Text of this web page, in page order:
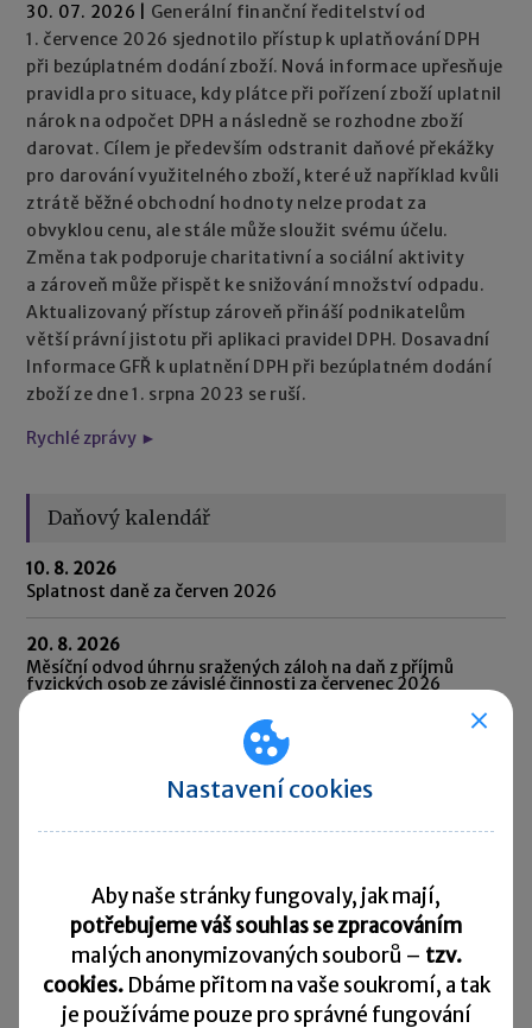
30. 07. 2026
Generální finanční ředitelství od
1. července 2026 sjednotilo přístup k uplatňování DPH
při bezúplatném dodání zboží. Nová informace upřesňuje
pravidla pro situace, kdy plátce při pořízení zboží uplatnil
nárok na odpočet DPH a následně se rozhodne zboží
darovat. Cílem je především odstranit daňové překážky
pro darování využitelného zboží, které už například kvůli
ztrátě běžné obchodní hodnoty nelze prodat za
obvyklou cenu, ale stále může sloužit svému účelu.
Změna tak podporuje charitativní a sociální aktivity
a zároveň může přispět ke snižování množství odpadu.
Aktualizovaný přístup zároveň přináší podnikatelům
větší právní jistotu při aplikaci pravidel DPH. Dosavadní
Informace GFŘ k uplatnění DPH při bezúplatném dodání
zboží ze dne 1. srpna 2023 se ruší.
Rychlé zprávy ►
Daňový kalendář
10. 8. 2026
Splatnost daně za červen 2026
20. 8. 2026
Měsíční odvod úhrnu sražených záloh na daň z příjmů
fyzických osob ze závislé činnosti za červenec 2026
Splatnost daně za červen 2026 (pouze spotřební daň z lihu)
25. 8. 2026
Daňové přiznání a splatnost daně za červenec 2026
Přehled všech termínů ►
Nastavení cookies
Aby naše stránky fungovaly, jak mají,
potřebujeme váš souhlas se zpracováním
malých anonymizovaných souborů – tzv.
cookies. Dbáme přitom na vaše soukromí, a tak
je používáme pouze pro správné fungování